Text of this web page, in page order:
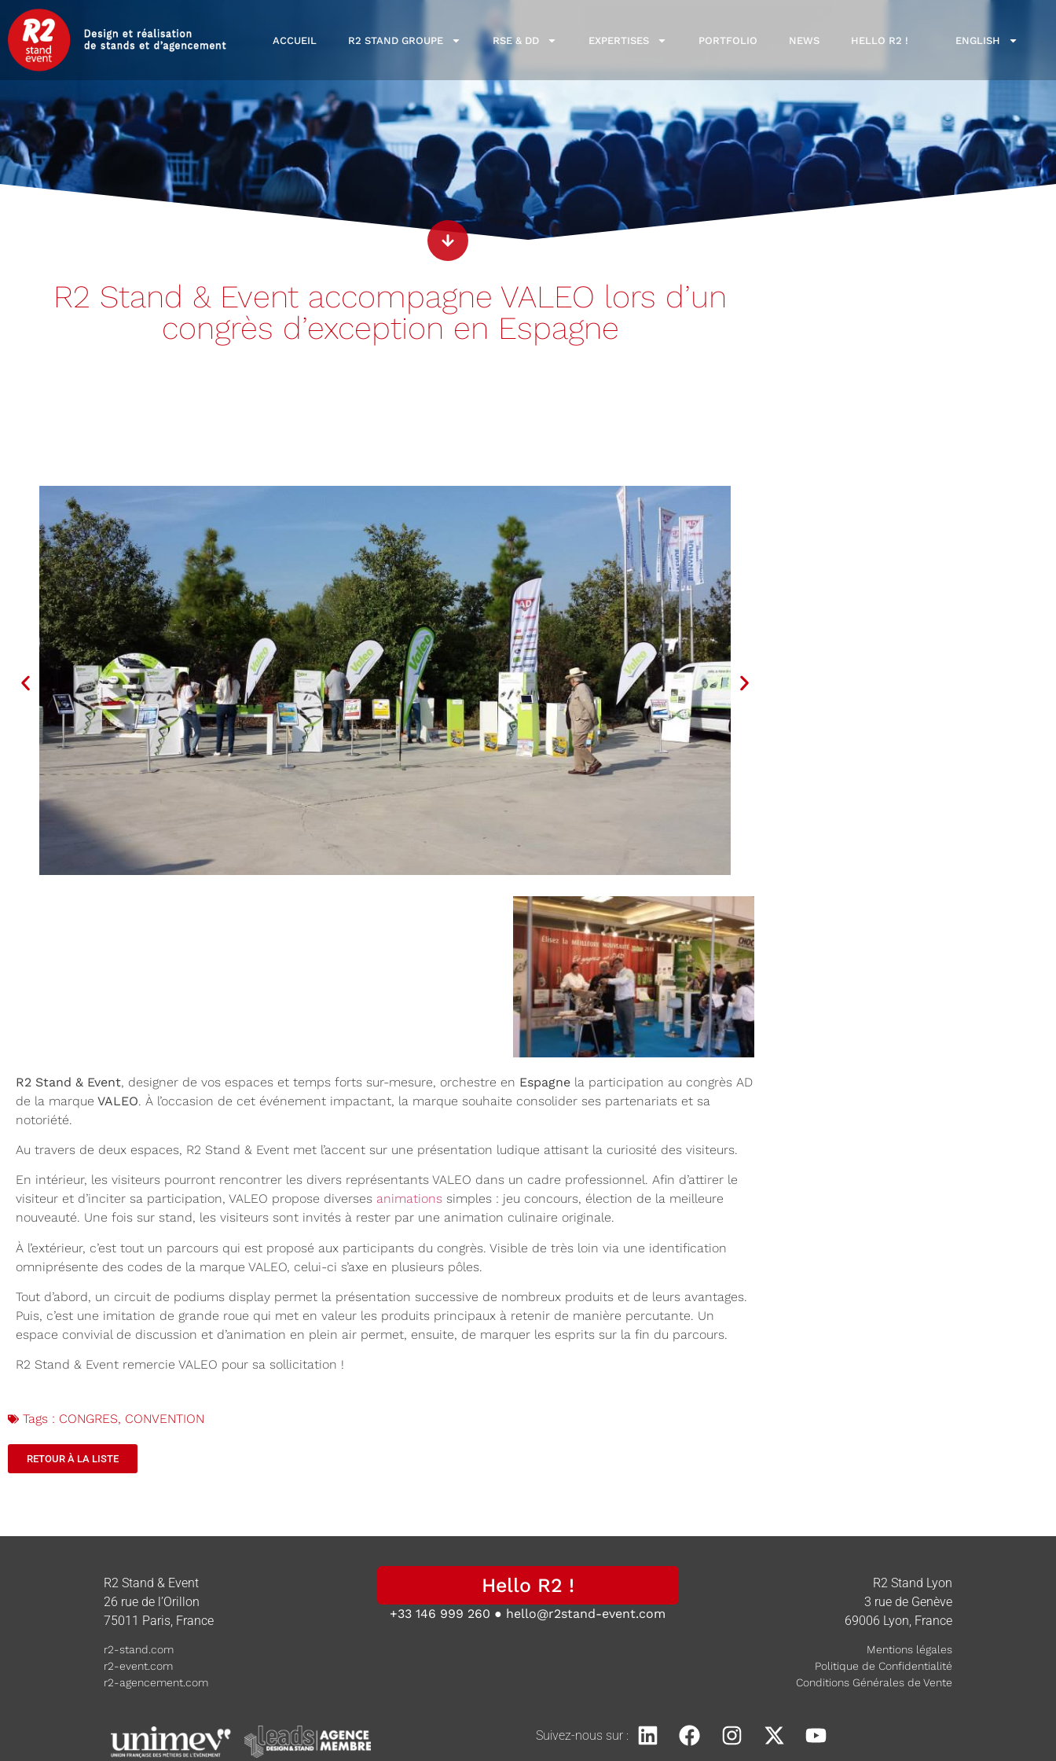
ACCUEIL R2 STAND GROUPE RSE & DD EXPERTISES PORTFOLIO NEWS HELLO R2 ! ENGLISH
R2 Stand & Event accompagne VALEO lors d’un
congrès d’exception en Espagne
R2 Stand & Event, designer de vos espaces et temps forts sur-mesure, orchestre en Espagne la participation au congrès AD
de la marque VALEO. À l’occasion de cet événement impactant, la marque souhaite consolider ses partenariats et sa
notoriété.
Au travers de deux espaces, R2 Stand & Event met l’accent sur une présentation ludique attisant la curiosité des visiteurs.
En intérieur, les visiteurs pourront rencontrer les divers représentants VALEO dans un cadre professionnel. Afin d’attirer le
visiteur et d’inciter sa participation, VALEO propose diverses animations simples : jeu concours, élection de la meilleure
nouveauté. Une fois sur stand, les visiteurs sont invités à rester par une animation culinaire originale.
À l’extérieur, c’est tout un parcours qui est proposé aux participants du congrès. Visible de très loin via une identification
omniprésente des codes de la marque VALEO, celui-ci s’axe en plusieurs pôles.
Tout d’abord, un circuit de podiums display permet la présentation successive de nombreux produits et de leurs avantages.
Puis, c’est une imitation de grande roue qui met en valeur les produits principaux à retenir de manière percutante. Un
espace convivial de discussion et d’animation en plein air permet, ensuite, de marquer les esprits sur la fin du parcours.
R2 Stand & Event remercie VALEO pour sa sollicitation !
Tags : CONGRES, CONVENTION
RETOUR À LA LISTE
R2 Stand & Event
26 rue de l’Orillon
75011 Paris, France
r2-stand.com
r2-event.com
r2-agencement.com
Hello R2 !
+33 146 999 260 ● hello@r2stand-event.com
R2 Stand Lyon
3 rue de Genève
69006 Lyon, France
Mentions légales
Politique de Confidentialité
Conditions Générales de Vente
Suivez-nous sur :